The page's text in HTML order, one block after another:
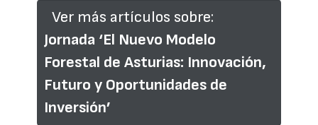
Ver más artículos sobre:
Jornada ‘El Nuevo Modelo
Forestal de Asturias: Innovación,
Futuro y Oportunidades de
Inversión’